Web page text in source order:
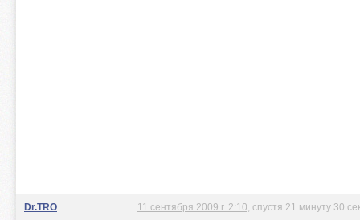
Dr.TRO 11 сентября 2009 г. 2:10 , спустя 21 минуту 30